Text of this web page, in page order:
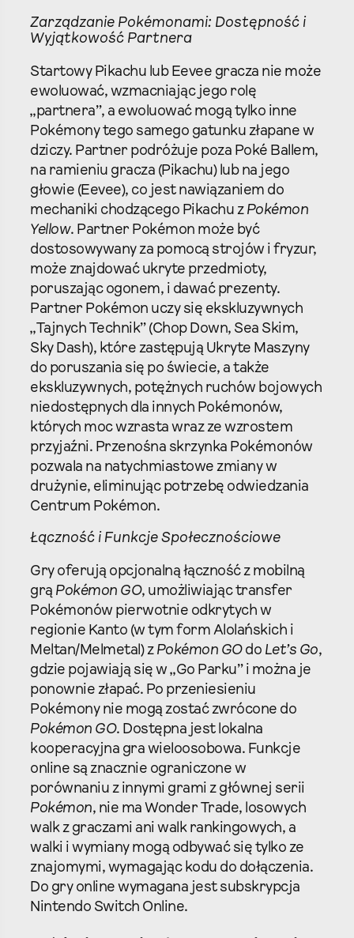
Zarządzanie Pokémonami: Dostępność i
Wyjątkowość Partnera
Startowy Pikachu lub Eevee gracza nie może
ewoluować, wzmacniając jego rolę
„partnera”, a ewoluować mogą tylko inne
Pokémony tego samego gatunku złapane w
dziczy. Partner podróżuje poza Poké Ballem,
na ramieniu gracza (Pikachu) lub na jego
głowie (Eevee), co jest nawiązaniem do
mechaniki chodzącego Pikachu z Pokémon
Yellow. Partner Pokémon może być
dostosowywany za pomocą strojów i fryzur,
może znajdować ukryte przedmioty,
poruszając ogonem, i dawać prezenty.
Partner Pokémon uczy się ekskluzywnych
„Tajnych Technik” (Chop Down, Sea Skim,
Sky Dash), które zastępują Ukryte Maszyny
do poruszania się po świecie, a także
ekskluzywnych, potężnych ruchów bojowych
niedostępnych dla innych Pokémonów,
których moc wzrasta wraz ze wzrostem
przyjaźni. Przenośna skrzynka Pokémonów
pozwala na natychmiastowe zmiany w
drużynie, eliminując potrzebę odwiedzania
Centrum Pokémon.
Łączność i Funkcje Społecznościowe
Gry oferują opcjonalną łączność z mobilną
grą Pokémon GO, umożliwiając transfer
Pokémonów pierwotnie odkrytych w
regionie Kanto (w tym form Alolańskich i
Meltan/Melmetal) z Pokémon GOdo Let’s Go,
gdzie pojawiają się w „Go Parku” i można je
ponownie złapać. Po przeniesieniu
Pokémony nie mogą zostać zwrócone do
Pokémon GO. Dostępna jest lokalna
kooperacyjna gra wieloosobowa. Funkcje
online są znacznie ograniczone w
porównaniu z innymi grami z głównej serii
Pokémon, nie ma Wonder Trade, losowych
walk z graczami ani walk rankingowych, a
walki i wymiany mogą odbywać się tylko ze
znajomymi, wymagając kodu do dołączenia.
Do gry online wymagana jest subskrypcja
Nintendo Switch Online.